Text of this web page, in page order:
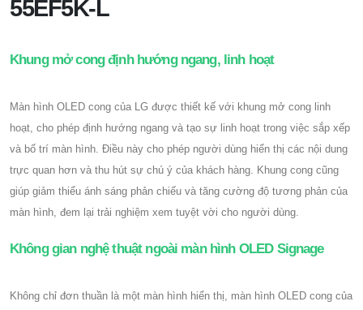
55EF5K-L
Khung mở cong định hướng ngang, linh hoạt
Màn hình OLED cong của LG được thiết kế với khung mở cong linh
hoạt, cho phép định hướng ngang và tạo sự linh hoạt trong việc sắp xếp
và bố trí màn hình. Điều này cho phép người dùng hiển thị các nội dung
trực quan hơn và thu hút sự chú ý của khách hàng. Khung cong cũng
giúp giảm thiểu ánh sáng phản chiếu và tăng cường độ tương phản của
màn hình, đem lại trải nghiệm xem tuyệt vời cho người dùng.
Không gian nghệ thuật ngoài màn hình OLED Signage
Không chỉ đơn thuần là một màn hình hiển thị, màn hình OLED cong của